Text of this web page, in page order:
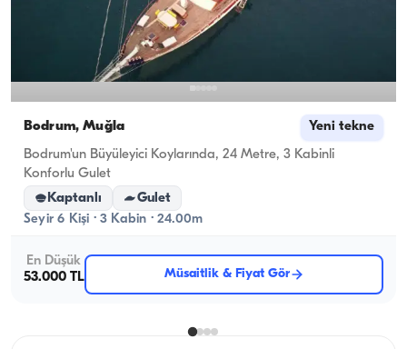
Bodrum, Muğla Yeni tekne
Bodrum'un Büyüleyici Koylarında, 24 Metre, 3 Kabinli
Konforlu Gulet
Kaptanlı
Gulet
Seyir 6 Kişi · 3 Kabin · 24.00m
En Düşük
53.000 TL
Müsaitlik & Fiyat Gör